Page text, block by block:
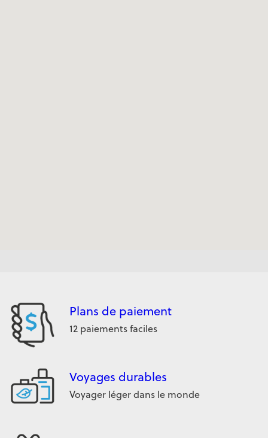
Plans de paiement
12 paiements faciles
Voyages durables
Voyager léger dans le monde